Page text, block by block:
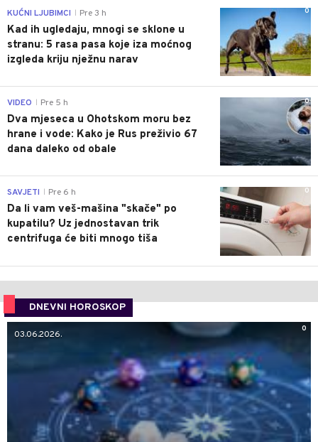
0
KUĆNI LJUBIMCI Pre 3 h
Kad ih ugledaju, mnogi se sklone u
stranu: 5 rasa pasa koje iza moćnog
izgleda kriju nježnu narav
0
VIDEO Pre 5 h
Dva mjeseca u Ohotskom moru bez
hrane i vode: Kako je Rus preživio 67
dana daleko od obale
0
SAVJETI Pre 6 h
Da li vam veš-mašina "skače" po
kupatilu? Uz jednostavan trik
centrifuga će biti mnogo tiša
DNEVNI HOROSKOP
0
03.06.2026.